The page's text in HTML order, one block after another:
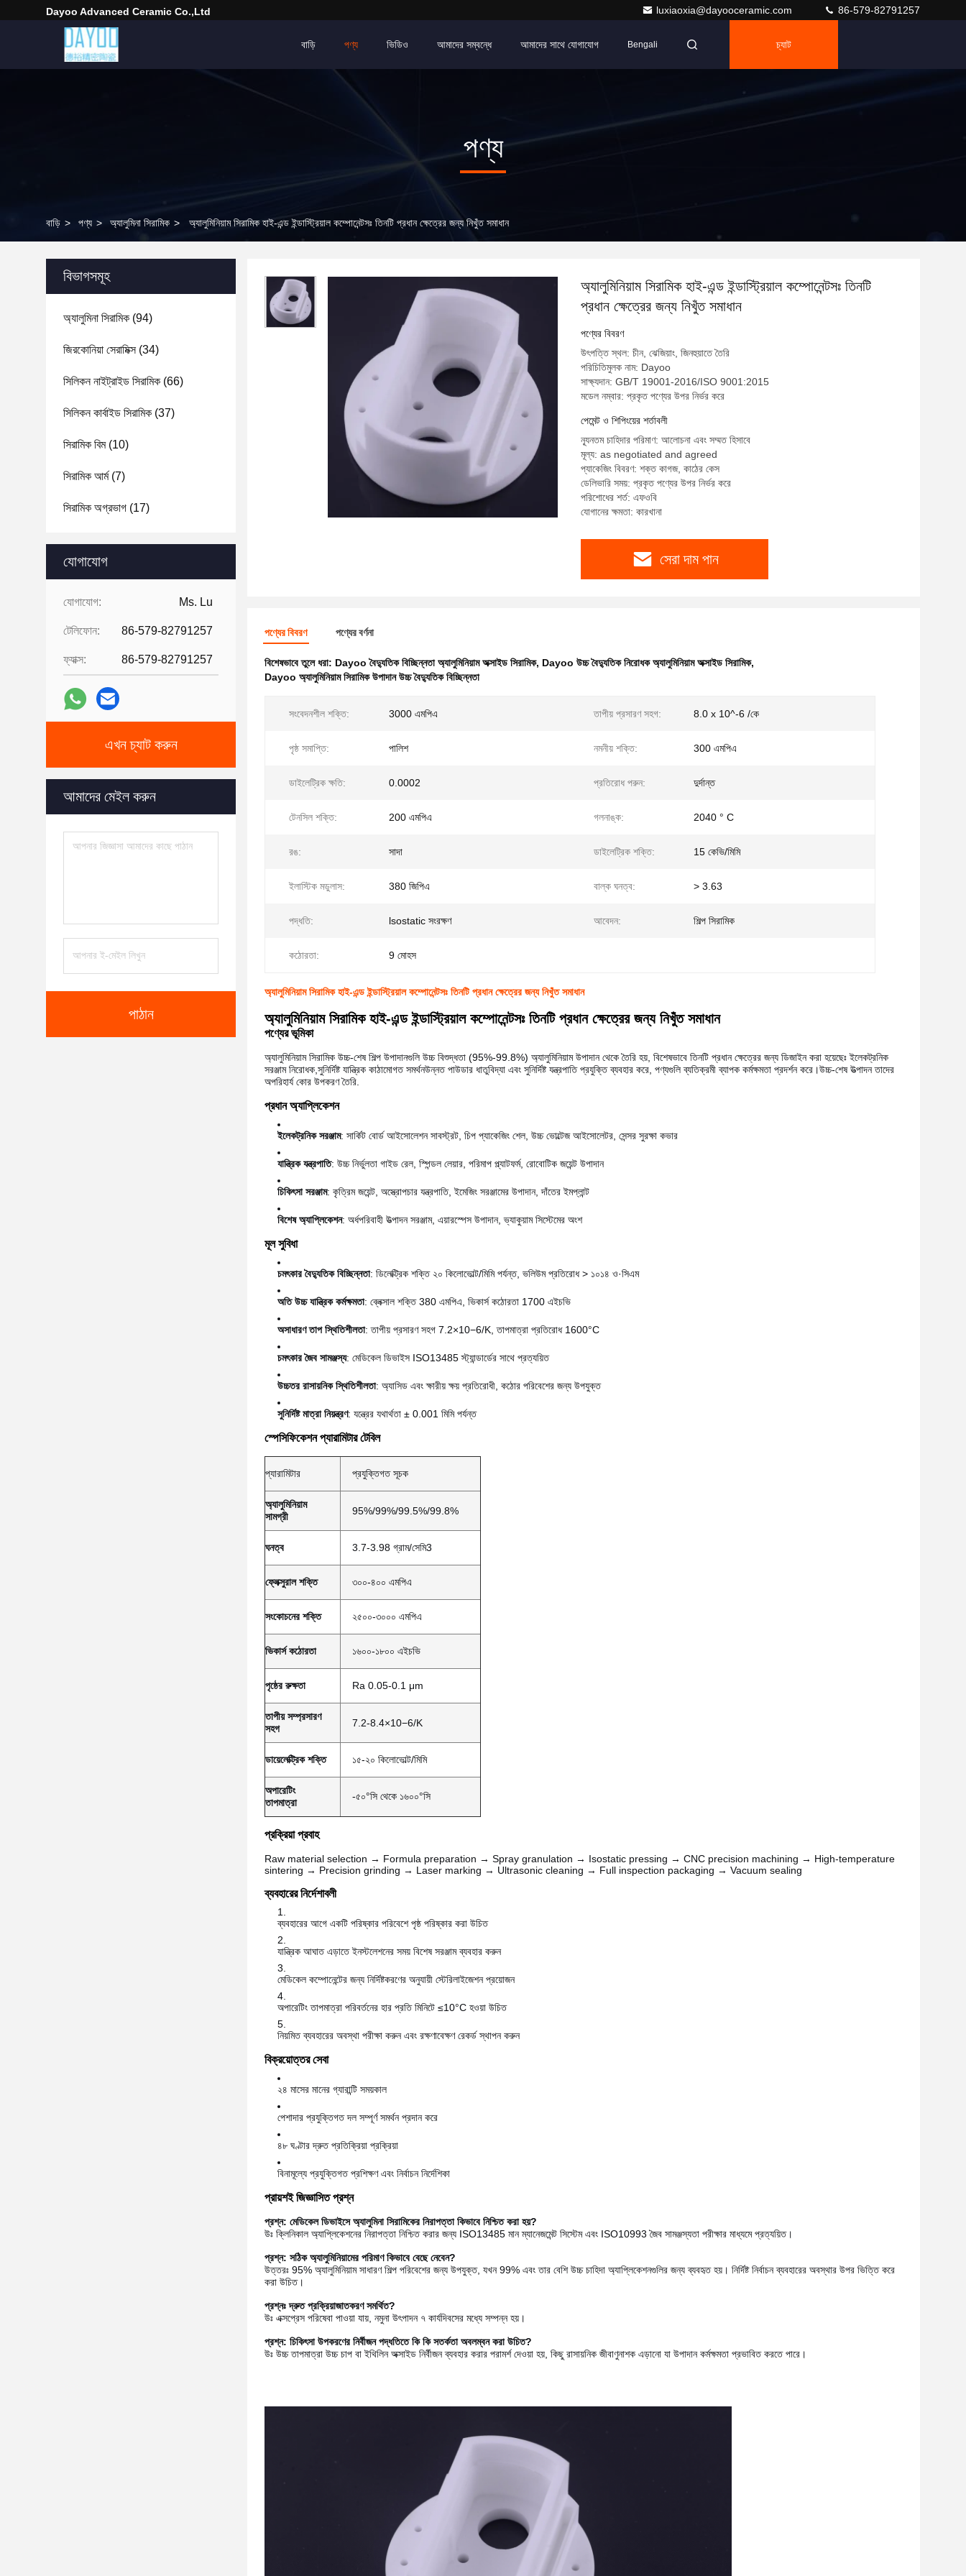
Dayoo Advanced Ceramic Co.,Ltd luxiaoxia@dayooceramic.com 86-579-82791257
বাড়ি পণ্য ভিডিও আমাদের সম্বন্ধে আমাদের সাথে যোগাযোগ Bengali চ্যাট
পণ্য
বাড়ি > পণ্য > অ্যালুমিনা সিরামিক > অ্যালুমিনিয়াম সিরামিক হাই-এন্ড ইন্ডাস্ট্রিয়াল কম্পোনেন্টসঃ তিনটি প্রধান ক্ষেত্রের জন্য নিখুঁত সমাধান
বিভাগসমূহ
অ্যালুমিনা সিরামিক (94)
জিরকোনিয়া সেরামিক্স(34)
সিলিকন নাইট্রাইড সিরামিক (66)
সিলিকন কার্বাইড সিরামিক (37)
সিরামিক বিম(10)
সিরামিক আর্ম(7)
সিরামিক অগ্রভাগ (17)
যোগাযোগ
যোগাযোগ: Ms. Lu
টেলিফোন: 86-579-82791257
ফ্যাক্স: 86-579-82791257
এখন চ্যাট করুন
আমাদের মেইল ​​করুন
পাঠান
অ্যালুমিনিয়াম সিরামিক হাই-এন্ড ইন্ডাস্ট্রিয়াল কম্পোনেন্টসঃ তিনটি
প্রধান ক্ষেত্রের জন্য নিখুঁত সমাধান
পণ্যের বিবরণ
উৎপত্তি স্থল: চীন, ঝেজিয়াং, জিনহুয়াতে তৈরি
পরিচিতিমুলক নাম: Dayoo
সাক্ষ্যদান: GB/T 19001-2016/ISO 9001:2015
মডেল নম্বার: প্রকৃত পণ্যের উপর নির্ভর করে
পেমেন্ট ও শিপিংয়ের শর্তাবলী
ন্যূনতম চাহিদার পরিমাণ: আলোচনা এবং সম্মত হিসাবে
মূল্য: as negotiated and agreed
প্যাকেজিং বিবরণ: শক্ত কাগজ, কাঠের কেস
ডেলিভারি সময়: প্রকৃত পণ্যের উপর নির্ভর করে
পরিশোধের শর্ত: এফওবি
যোগানের ক্ষমতা: কারখানা
সেরা দাম পান
পণ্যের বিবরণ পণ্যের বর্ণনা
বিশেষভাবে তুলে ধরা: Dayoo বৈদ্যুতিক বিচ্ছিন্নতা অ্যালুমিনিয়াম অক্সাইড সিরামিক, Dayoo উচ্চ বৈদ্যুতিক নিরোধক অ্যালুমিনিয়াম অক্সাইড সিরামিক,
Dayoo অ্যালুমিনিয়াম সিরামিক উপাদান উচ্চ বৈদ্যুতিক বিচ্ছিন্নতা
সংবেদনশীল শক্তি: 3000 এমপিএ তাপীয় প্রসারণ সহগ: 8.0 x 10^-6 /কে
পৃষ্ঠ সমাপ্তি: পালিশ নমনীয় শক্তি: 300 এমপিএ
ডাইলেট্রিক ক্ষতি: 0.0002 প্রতিরোধ পরুন: দুর্দান্ত
টেনসিল শক্তি: 200 এমপিএ গলনাঙ্ক: 2040 ° C
রঙ: সাদা ডাইলেট্রিক শক্তি: 15 কেভি/মিমি
ইলাস্টিক মডুলাস: 380 জিপিএ বাল্ক ঘনত্ব: > 3.63
পদ্ধতি: lsostatic সংরক্ষণ আবেদন: শিল্প সিরামিক
কঠোরতা: 9 মোহস
অ্যালুমিনিয়াম সিরামিক হাই-এন্ড ইন্ডাস্ট্রিয়াল কম্পোনেন্টসঃ তিনটি প্রধান ক্ষেত্রের জন্য নিখুঁত সমাধান
অ্যালুমিনিয়াম সিরামিক হাই-এন্ড ইন্ডাস্ট্রিয়াল কম্পোনেন্টসঃ তিনটি প্রধান ক্ষেত্রের জন্য নিখুঁত সমাধান
পণ্যের ভূমিকা
অ্যালুমিনিয়াম সিরামিক উচ্চ-শেষ শিল্প উপাদানগুলি উচ্চ বিশুদ্ধতা (95%-99.8%) অ্যালুমিনিয়াম উপাদান থেকে তৈরি হয়, বিশেষভাবে তিনটি প্রধান ক্ষেত্রের জন্য ডিজাইন করা হয়েছেঃ ইলেকট্রনিক
সরঞ্জাম নিরোধক,সুনির্দিষ্ট যান্ত্রিক কাঠামোগত সমর্থনউন্নত পাউডার ধাতুবিদ্যা এবং সুনির্দিষ্ট যন্ত্রপাতি প্রযুক্তি ব্যবহার করে, পণ্যগুলি ব্যতিক্রমী ব্যাপক কর্মক্ষমতা প্রদর্শন করে।উচ্চ-শেষ উত্পাদন তাদের
অপরিহার্য কোর উপকরণ তৈরি.
প্রধান অ্যাপ্লিকেশন
ইলেকট্রনিক সরঞ্জাম: সার্কিট বোর্ড আইসোলেশন সাবস্ট্রট, চিপ প্যাকেজিং শেল, উচ্চ ভোল্টেজ আইসোলেটর, সেন্সর সুরক্ষা কভার
যান্ত্রিক যন্ত্রপাতি: উচ্চ নির্ভুলতা গাইড রেল, স্পিন্ডল লেয়ার, পরিমাপ প্ল্যাটফর্ম, রোবোটিক জয়েন্ট উপাদান
চিকিৎসা সরঞ্জাম: কৃত্রিম জয়েন্ট, অস্ত্রোপচার যন্ত্রপাতি, ইমেজিং সরঞ্জামের উপাদান, দাঁতের ইমপ্লান্ট
বিশেষ অ্যাপ্লিকেশন: অর্ধপরিবাহী উত্পাদন সরঞ্জাম, এয়ারস্পেস উপাদান, ভ্যাকুয়াম সিস্টেমের অংশ
মূল সুবিধা
চমৎকার বৈদ্যুতিক বিচ্ছিন্নতা: ডিলেক্ট্রিক শক্তি ২০ কিলোভোল্ট/মিমি পর্যন্ত, ভলিউম প্রতিরোধ > ১০১৪ ও·সিএম
অতি উচ্চ যান্ত্রিক কর্মক্ষমতা: ব্লেক্সাল শক্তি 380 এমপিএ, ভিকার্স কঠোরতা 1700 এইচভি
অসাধারণ তাপ স্থিতিশীলতা: তাপীয় প্রসারণ সহগ 7.2×10−6/K, তাপমাত্রা প্রতিরোধ 1600°C
চমৎকার জৈব সামঞ্জস্য: মেডিকেল ডিভাইস ISO13485 স্ট্যান্ডার্ডের সাথে প্রত্যয়িত
উচ্চতর রাসায়নিক স্থিতিশীলতা: অ্যাসিড এবং ক্ষারীয় ক্ষয় প্রতিরোধী, কঠোর পরিবেশের জন্য উপযুক্ত
সুনির্দিষ্ট মাত্রা নিয়ন্ত্রণ: যন্ত্রের যথার্থতা ± 0.001 মিমি পর্যন্ত
স্পেসিফিকেশন প্যারামিটার টেবিল
প্যারামিটার প্রযুক্তিগত সূচক
অ্যালুমিনিয়াম
সামগ্রী
95%/99%/99.5%/99.8%
ঘনত্ব 3.7-3.98 গ্রাম/সেমি3
ফ্লেক্সুরাল শক্তি ৩০০-৪০০ এমপিএ
সংকোচনের শক্তি ২৫০০-৩০০০ এমপিএ
ভিকার্স কঠোরতা ১৬০০-১৮০০ এইচভি
পৃষ্ঠের রুক্ষতা Ra 0.05-0.1 μm
তাপীয় সম্প্রসারণ
সহগ
7.2-8.4×10−6/K
ডায়েলেক্ট্রিক শক্তি ১৫-২০ কিলোভোল্ট/মিমি
অপারেটিং
তাপমাত্রা
-৫০°সি থেকে ১৬০০°সি
প্রক্রিয়া প্রবাহ
Raw material selection → Formula preparation → Spray granulation → Isostatic pressing → CNC precision machining → High-temperature
sintering → Precision grinding → Laser marking → Ultrasonic cleaning → Full inspection packaging → Vacuum sealing
ব্যবহারের নির্দেশাবলী
ব্যবহারের আগে একটি পরিষ্কার পরিবেশে পৃষ্ঠ পরিষ্কার করা উচিত
যান্ত্রিক আঘাত এড়াতে ইনস্টলেশনের সময় বিশেষ সরঞ্জাম ব্যবহার করুন
মেডিকেল কম্পোনেন্টের জন্য নির্দিষ্টকরণের অনুযায়ী স্টেরিলাইজেশন প্রয়োজন
অপারেটিং তাপমাত্রা পরিবর্তনের হার প্রতি মিনিটে ≤10°C হওয়া উচিত
নিয়মিত ব্যবহারের অবস্থা পরীক্ষা করুন এবং রক্ষণাবেক্ষণ রেকর্ড স্থাপন করুন
বিক্রয়োত্তর সেবা
২৪ মাসের মানের গ্যারান্টি সময়কাল
পেশাদার প্রযুক্তিগত দল সম্পূর্ণ সমর্থন প্রদান করে
৪৮ ঘণ্টার দ্রুত প্রতিক্রিয়া প্রক্রিয়া
বিনামূল্যে প্রযুক্তিগত প্রশিক্ষণ এবং নির্বাচন নির্দেশিকা
প্রায়শই জিজ্ঞাসিত প্রশ্ন
প্রশ্ন: মেডিকেল ডিভাইসে অ্যালুমিনা সিরামিকের নিরাপত্তা কিভাবে নিশ্চিত করা হয়?
উঃ ক্লিনিকাল অ্যাপ্লিকেশনের নিরাপত্তা নিশ্চিত করার জন্য ISO13485 মান ম্যানেজমেন্ট সিস্টেম এবং ISO10993 জৈব সামঞ্জস্যতা পরীক্ষার মাধ্যমে প্রত্যয়িত।
প্রশ্ন: সঠিক অ্যালুমিনিয়ামের পরিমাণ কিভাবে বেছে নেবেন?
উত্তরঃ 95% অ্যালুমিনিয়াম সাধারণ শিল্প পরিবেশের জন্য উপযুক্ত, যখন 99% এবং তার বেশি উচ্চ চাহিদা অ্যাপ্লিকেশনগুলির জন্য ব্যবহৃত হয়। নির্দিষ্ট নির্বাচন ব্যবহারের অবস্থার উপর ভিত্তি করে
করা উচিত।
প্রশ্নঃ দ্রুত প্রক্রিয়াজাতকরণ সমর্থিত?
উঃ এক্সপ্রেস পরিষেবা পাওয়া যায়, নমুনা উৎপাদন ৭ কার্যদিবসের মধ্যে সম্পন্ন হয়।
প্রশ্ন: চিকিৎসা উপকরণের নির্বীজন পদ্ধতিতে কি কি সতর্কতা অবলম্বন করা উচিত?
উঃ উচ্চ তাপমাত্রা উচ্চ চাপ বা ইথিলিন অক্সাইড নির্বীজন ব্যবহার করার পরামর্শ দেওয়া হয়, কিছু রাসায়নিক জীবাণুনাশক এড়ানো যা উপাদান কর্মক্ষমতা প্রভাবিত করতে পারে।